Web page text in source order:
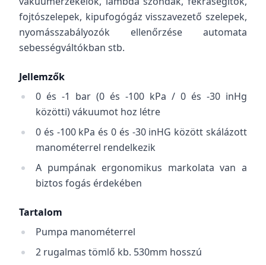
fojtószelepek, kipufogógáz visszavezető szelepek,
nyomásszabályozók ellenőrzése automata
sebességváltókban stb.
Jellemzők
0 és -1 bar (0 és -100 kPa / 0 és -30 inHg
közötti) vákuumot hoz létre
0 és -100 kPa és 0 és -30 inHG között skálázott
manométerrel rendelkezik
A pumpának ergonomikus markolata van a
biztos fogás érdekében
Tartalom
Pumpa manométerrel
2 rugalmas tömlő kb. 530mm hosszú